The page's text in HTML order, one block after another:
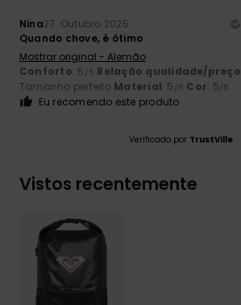
Nina27. Outubro 2025
Quando chove, é ótimo
Mostrar original - Alemão
Conforto: 5 /5 Relação qualidade/preço
Tamanho perfeito Material: 5 /5 Cor: 5/5
Eu recomendo este produto
Verificado por TrustVille
Vistos recentemente